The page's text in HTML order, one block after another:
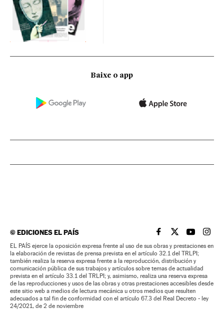
Baixe o app
©EDICIONES EL PAÍS EL PAÍS BRASIL EN
EL PAÍSEL PAÍS
EL
EL PAÍS ejerce la oposición expresa frente al uso de sus obras y prestaciones en
la elaboración de revistas de prensa prevista en el artículo 32.1 del TRLPI;
también realiza la reserva expresa frente a la reproducción, distribución y
comunicación pública de sus trabajos y artículos sobre temas de actualidad
prevista en el artículo 33.1 del TRLPI; y, asimismo, realiza una reserva expresa
de las reproducciones y usos de las obras y otras prestaciones accesibles desde
este sitio web a medios de lectura mecánica u otros medios que resulten
adecuados a tal fin de conformidad con el artículo 67.3 del Real Decreto - ley
24/2021, de 2 de noviembre